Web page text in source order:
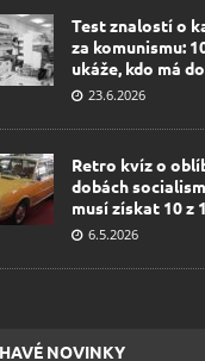
Test znalostí o
za komunismu:
ukáže, kdo má
23.6.2026
Retro kvíz o
dobách
musí získat 10 z
6.5.2026
NOVINKY